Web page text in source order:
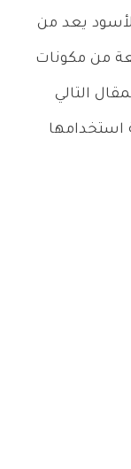
يعد من
من مكونات
التالي
استخدامها